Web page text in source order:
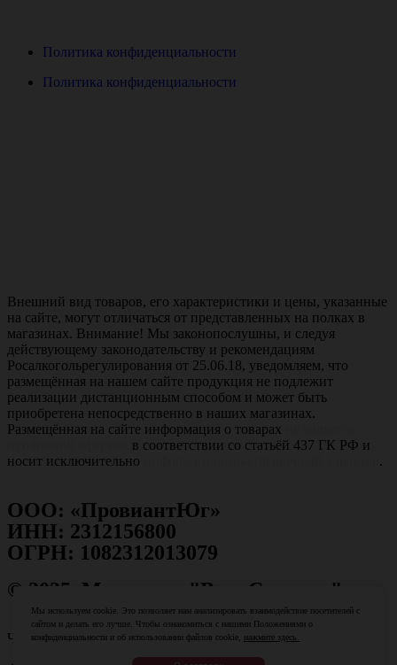
Политика конфиденциальности
Политика конфиденциальности
Внешний вид товаров, его характеристики и цены, указанные
на сайте, могут отличаться от представленных на полках в
магазинах. Внимание! Мы законопослушны, и следуя
действующему законодательству и рекомендациям
Росалкогольрегулирования от 25.06.18, уведомляем, что
размещённая на нашем сайте продукция не подлежит
реализации дистанционным способом и может быть
приобретена непосредственно в наших магазинах.
Размещённая на сайте информация о товарах
в соответствии со статьёй 437 ГК РФ и
носит исключительно
.
ООО: «ПровиантЮг»
ИНН: 2312156800
ОГРН: 1082312013079
© 2025. Магазины "Ваш Сомелье"
Чрезмерное употребление алкоголя вредит здоровью!
Мы используем cookie. Это позволяет нам анализировать взаимодействие посетителей с
сайтом и делать его лучше. Чтобы ознакомиться с нашими Положениями о
конфиденциальности и об использовании файлов cookie, нажмите здесь.